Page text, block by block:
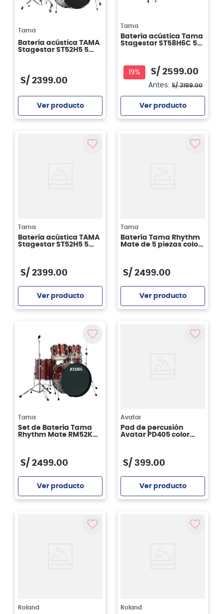
Tama
Batería acústica TAMA
Stagestar ST52H5 5
S/ 2399.00
Ver producto
Tama
Batería acústica Tama
Stagestar ST58H6C 5
19% S/ 2599.00
Antes: S/ 3199.00
Ver producto
Tama
Batería acústica TAMA
Stagestar ST52H5 5
S/ 2399.00
Ver producto
Tama
Batería Tama Rhythm
Mate de 5 piezas color
S/ 2499.00
Ver producto
Tama
Set de Batería Tama
Rhythm Mate RM52KH4
S/ 2499.00
Ver producto
Avatar
Pad de percusión
Avatar PD405 color
S/ 399.00
Ver producto
Roland Roland